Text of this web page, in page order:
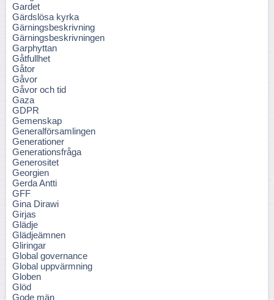
Gardet
Gärdslösa kyrka
Gärningsbeskrivning
Gärningsbeskrivningen
Garphyttan
Gåtfullhet
Gåtor
Gåvor
Gåvor och tid
Gaza
GDPR
Gemenskap
Generalförsamlingen
Generationer
Generationsfråga
Generositet
Georgien
Gerda Antti
GFF
Gina Dirawi
Girjas
Glädje
Glädjeämnen
Gliringar
Global governance
Global uppvärmning
Globen
Glöd
Gode män